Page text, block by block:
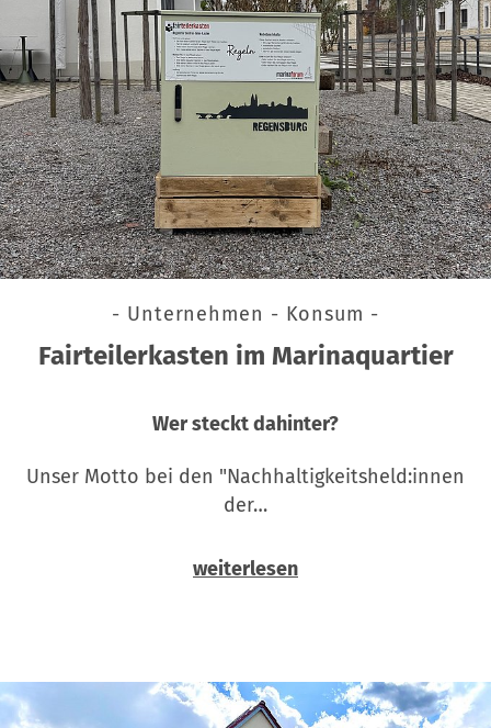
- Unternehmen - Konsum -
Fairteilerkasten im Marinaquartier
Wer steckt dahinter?
Unser Motto bei den "Nachhaltigkeitsheld:innen
der…
weiterlesen